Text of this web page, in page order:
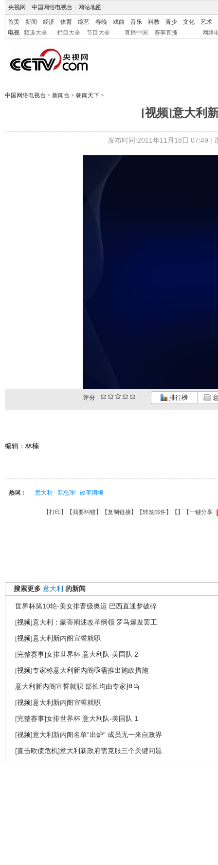
央视网 中国网络电视台 网站地图
首页 新闻 经济 体育 综艺 春晚 戏曲 音乐 科教 青少 文化
艺术
电视
频道大全 栏目大全 节目大全 直播中国 赛事直播 网络
中国网络电视台 > 新闻台 > 朝闻天下 >
[视频]意大利
发布时间:2011年11月18日 07:49 |
评分 排行榜
编辑：林楠
热词： 意大利 新总理 改革纲领
【打印 】【我要纠错】【复制链接】【转发邮件】【 】 【一键分享
搜索更多 意大利 的新闻
世界杯第10轮-美女排晋级奥运 巴西直通梦破碎
[视频]意大利：蒙蒂阐述改革纲领 罗马爆发罢工
[视频]意大利新内阁宣誓就职
[完整赛事]女排世界杯 意大利队-美国队 2
[视频]专家称意大利新内阁亟需推出施政措施
意大利新内阁宣誓就职 部长均由专家担当
[视频]意大利新内阁宣誓就职
[完整赛事]女排世界杯 意大利队-美国队 1
[视频]意大利新内阁名单“出炉” 成员无一来自政界
[直击欧债危机]意大利新政府需克服三个关键问题